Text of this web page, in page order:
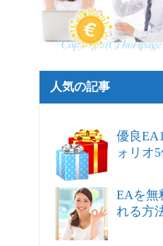
サイトマップ - FX自動売
人気の記事
優良
ォリオ
EAを無
れる方